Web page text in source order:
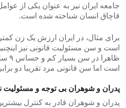
جامعه ایران نیز به عنوان یکی از
قاچاق انسان شناخته شده است.
برای مثال، در ایران ارزش یک زن
است و سن مسئولیت قانونی نیز
است اما سن قانونی مرد تقریبا دو برابر و در ۱۵ سالگی
پدران و شوهران بی توجه و مسئولیت
پدران و شوهران قادر به کنترل